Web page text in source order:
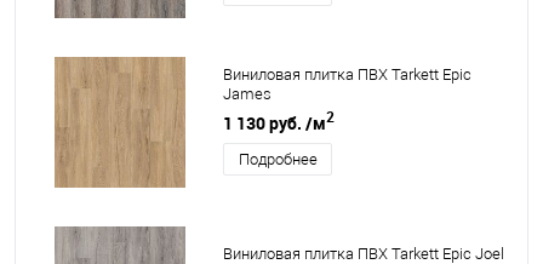
Виниловая плитка ПВХ Tarkett Epic
James
1 130 руб. /м2
Подробнее
Виниловая плитка ПВХ Tarkett Epic Joel